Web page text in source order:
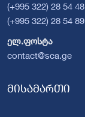
(+995 322) 28 54 48
(+995 322) 28 54 89
ელ.ფოსტა
contact@sca.ge
მისამართი